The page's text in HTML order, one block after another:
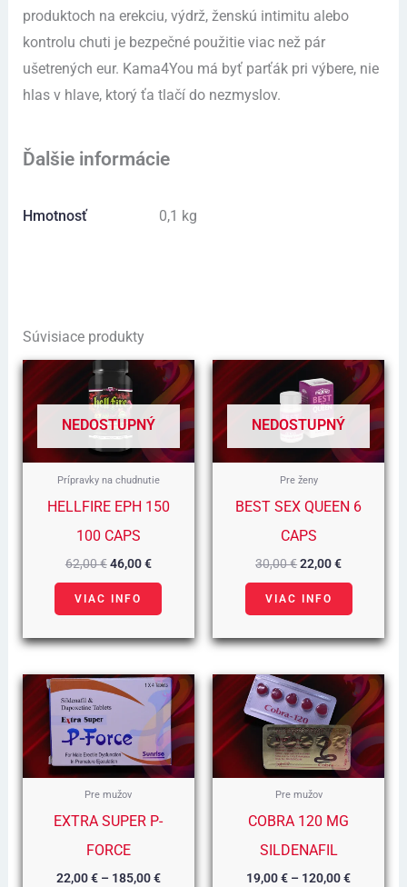
produktoch na erekciu, výdrž, ženskú intimitu alebo
kontrolu chuti je bezpečné použitie viac než pár
ušetrených eur. Kama4You má byť parťák pri výbere, nie
hlas v hlave, ktorý ťa tlačí do nezmyslov.
Ďalšie informácie
Hmotnosť 0,1 kg
Súvisiace produkty
NEDOSTUPNÝ
Prípravky na chudnutie
HELLFIRE EPH 150
100 CAPS
62,00€
Pôvodná
Cena
Bola:
62,00 €.
46,00€
Aktuálna
Cena
Je:
46,00 €.
VIAC INFO
NEDOSTUPNÝ
Pre ženy
BEST SEX QUEEN 6
CAPS
30,00€
Pôvodná
Cena
Bola:
30,00 €.
22,00€
Aktuálna
Cena
Je:
22,00 €.
VIAC INFO
Pre mužov
EXTRA SUPER P-
FORCE
22,00€ – 185,00€
Cenové
Rozpätie:
22,00 €
Až
185,00 €
Tento
produkt
má
viacero
Pre mužov
COBRA 120 MG
SILDENAFIL
19,00€ – 120,00€
Cenové
Rozpätie:
19,00 €
Až
120,00 €
Tento
má